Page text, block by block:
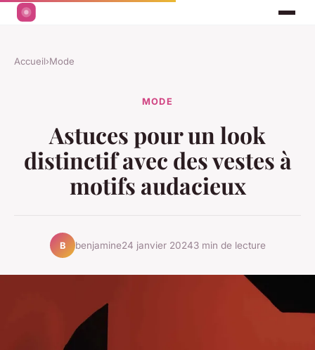
Accueil›Mode
MODE
Astuces pour un look
distinctif avec des vestes à
motifs audacieux
B benjamine24 janvier 20243 min de lecture